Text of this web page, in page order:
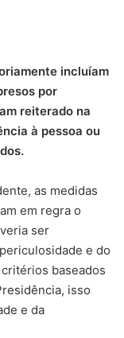
incluíam
por
reiterado na
à pessoa ou
as medidas
em regra o
ser
e do
baseados
isso
e da